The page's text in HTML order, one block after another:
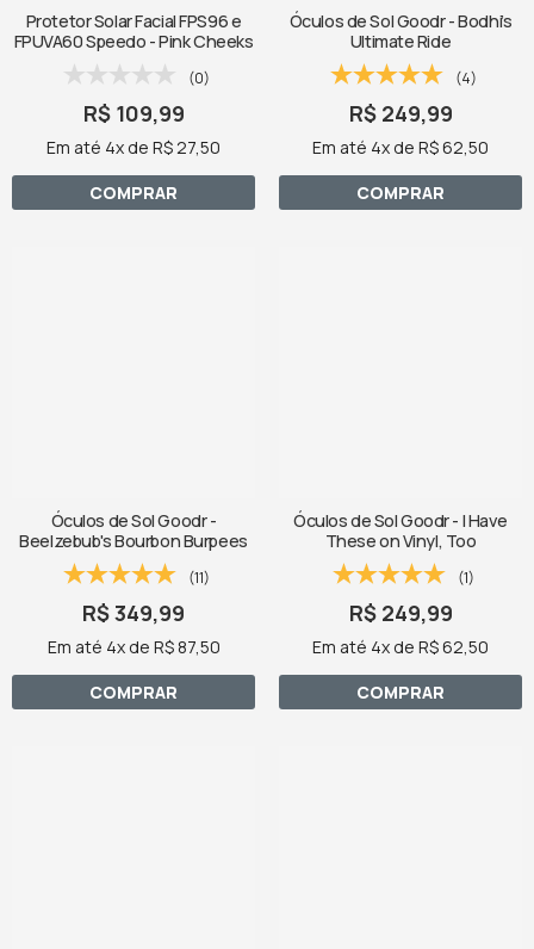
Protetor Solar Facial FPS96 e
FPUVA60 Speedo - Pink Cheeks
(0)
R$ 109,99
Em até 4x de R$ 27,50
COMPRAR
Óculos de Sol Goodr - Bodhi’s
Ultimate Ride
(4)
R$ 249,99
Em até 4x de R$ 62,50
COMPRAR
Óculos de Sol Goodr -
Beelzebub's Bourbon Burpees
(11)
R$ 349,99
Em até 4x de R$ 87,50
COMPRAR
Óculos de Sol Goodr - I Have
These on Vinyl, Too
(1)
R$ 249,99
Em até 4x de R$ 62,50
COMPRAR